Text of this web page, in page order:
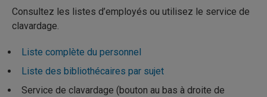
Consultez les listes d’employés ou utilisez le service de
clavardage.
Liste complète du personnel
Liste des bibliothécaires par sujet
Service de clavardage (bouton au bas à droite de